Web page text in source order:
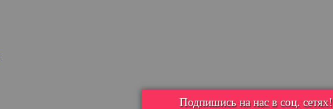
Подпишись на нас в соц. сетях!